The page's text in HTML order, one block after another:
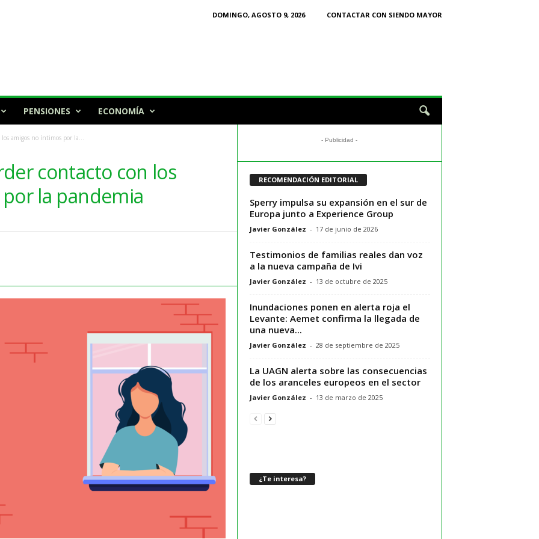
DOMINGO, AGOSTO 9, 2026
CONTACTAR CON SIENDO MAYOR
PENSIONES ECONOMÍA
amigos no íntimos por la...
contacto con los
la pandemia
- Publicidad -
RECOMENDACIÓN EDITORIAL
Sperry impulsa su expansión en el sur de
Europa junto a Experience Group
Javier González - 17 de junio de 2026
Testimonios de familias reales dan voz
a la nueva campaña de Ivi
Javier González - 13 de octubre de 2025
Inundaciones ponen en alerta roja el
Levante: Aemet confirma la llegada de
una nueva...
Javier González - 28 de septiembre de 2025
La UAGN alerta sobre las consecuencias
de los aranceles europeos en el sector
Javier González - 13 de marzo de 2025
¿Te interesa?